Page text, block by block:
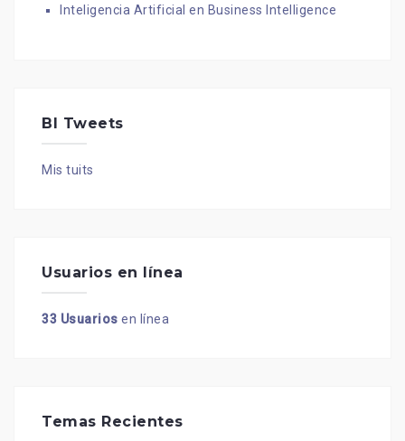
Inteligencia Artificial en Business Intelligence
BI Tweets
Mis tuits
Usuarios en línea
33 Usuarios en línea
Temas Recientes